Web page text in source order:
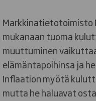
Markkinatietotoimisto
mukanaan tuoma
muuttuminen
elämäntapoihinsa ja
Inflaation myötä
mutta he haluavat